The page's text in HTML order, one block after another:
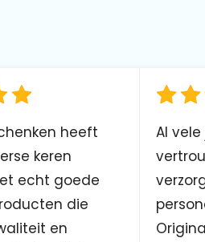
heeft
keren
echt goede
die
en
Al